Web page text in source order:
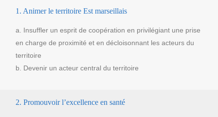
1. Animer le territoire Est marseillais
a. Insuffler un esprit de coopération en privilégiant une prise
en charge de proximité et en décloisonnant les acteurs du
territoire
b. Devenir un acteur central du territoire
2. Promouvoir l’excellence en santé